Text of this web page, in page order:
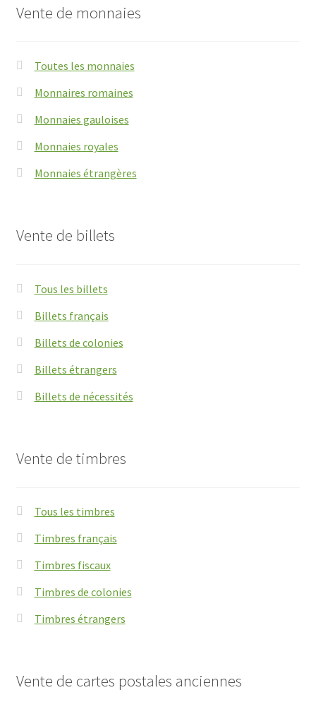
Vente de monnaies
Toutes les monnaies
Monnaires romaines
Monnaies gauloises
Monnaies royales
Monnaies étrangères
Vente de billets
Tous les billets
Billets français
Billets de colonies
Billets étrangers
Billets de nécessités
Vente de timbres
Tous les timbres
Timbres français
Timbres fiscaux
Timbres de colonies
Timbres étrangers
Vente de cartes postales anciennes